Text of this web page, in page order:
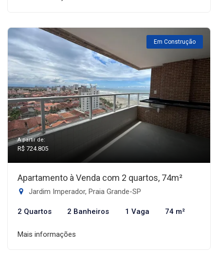
Em Construção
A partir de:
R$ 724.805
Apartamento à Venda com 2 quartos, 74m²
Jardim Imperador, Praia Grande-SP
2 Quartos 2 Banheiros 1 Vaga 74 m²
Mais informações